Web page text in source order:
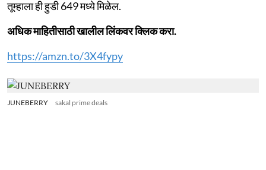
तूम्हाला ही हुडी 649 मध्ये मिळेल.
अधिक माहितीसाठी खालील लिंकवर क्लिक करा.
https://amzn.to/3X4fypy
JUNEBERRY sakal prime deals